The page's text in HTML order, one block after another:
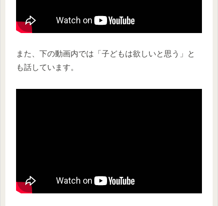
また、下の動画内では「子どもは欲しいと思う」と
も話しています。